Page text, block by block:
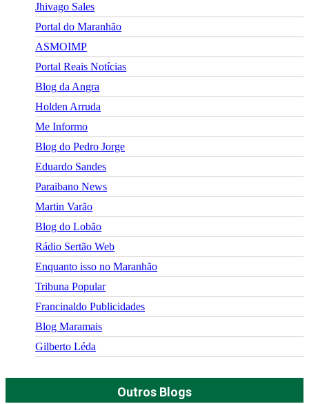
Jhivago Sales
Portal do Maranhão
ASMOIMP
Portal Reais Notí­cias
Blog da Angra
Holden Arruda
Me Informo
Blog do Pedro Jorge
Eduardo Sandes
Paraibano News
Martin Varão
Blog do Lobão
Rádio Sertão Web
Enquanto isso no Maranhão
Tribuna Popular
Francinaldo Publicidades
Blog Maramais
Gilberto Léda
Outros Blogs